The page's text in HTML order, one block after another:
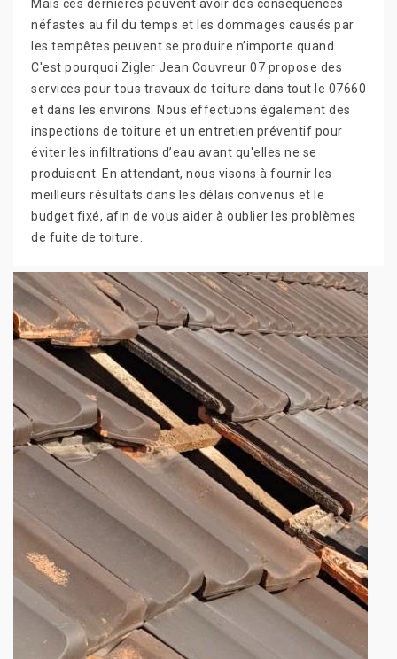
Mais ces dernières peuvent avoir des conséquences
néfastes au fil du temps et les dommages causés par
les tempêtes peuvent se produire n’importe quand.
C'est pourquoi Zigler Jean Couvreur 07 propose des
services pour tous travaux de toiture dans tout le 07660
et dans les environs. Nous effectuons également des
inspections de toiture et un entretien préventif pour
éviter les infiltrations d’eau avant qu'elles ne se
produisent. En attendant, nous visons à fournir les
meilleurs résultats dans les délais convenus et le
budget fixé, afin de vous aider à oublier les problèmes
de fuite de toiture.